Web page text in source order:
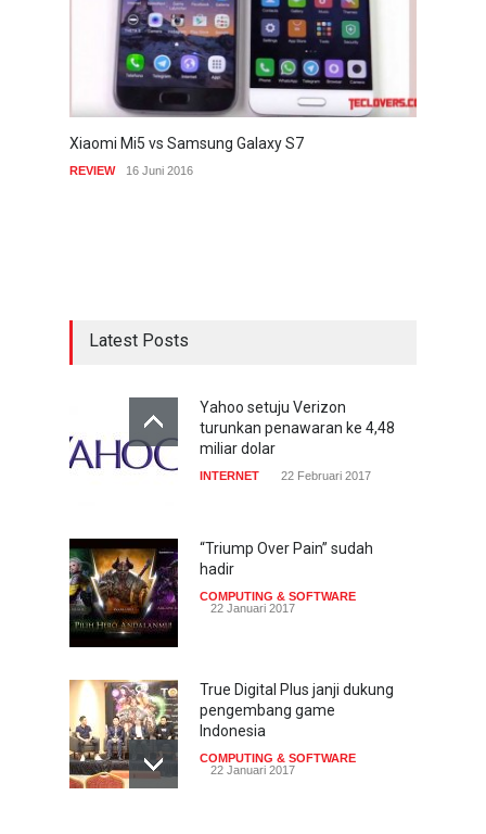
Xiaomi Mi5 vs Samsung Galaxy S7
REVIEW 16 Juni 2016
Latest Posts
Yahoo setuju Verizon
turunkan penawaran ke 4,48
miliar dolar
INTERNET 22 Februari 2017
“Triump Over Pain” sudah
hadir
COMPUTING & SOFTWARE
22 Januari 2017
True Digital Plus janji dukung
pengembang game
Indonesia
COMPUTING & SOFTWARE
22 Januari 2017